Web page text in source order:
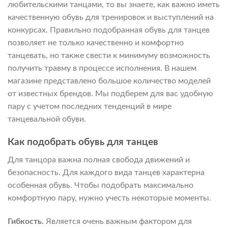
любительскими танцами, то вы знаете, как важно иметь
качественную обувь для тренировок и выступлений на
конкурсах. Правильно подобранная обувь для танцев
позволяет не только качественно и комфортно
танцевать, но также свести к минимуму возможность
получить травму в процессе исполнения. В нашем
магазине представлено большое количество моделей
от известных брендов. Мы подберем для вас удобную
пару с учетом последних тенденций в мире
танцевальной обуви.
Как подобрать обувь для танцев
Для танцора важна полная свобода движений и
безопасность. Для каждого вида танцев характерна
особенная обувь. Чтобы подобрать максимально
комфортную пару, нужно учесть некоторые моменты.
Гибкость. Является очень важным фактором для